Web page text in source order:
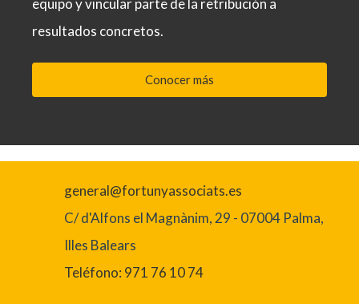
resultados concretos.
Conocer más
general@fortunyassociats.es
C/ d'Alfons el Magnànim, 29 - 07004 Palma,
Illes Balears
Teléfono: 971 76 10 74